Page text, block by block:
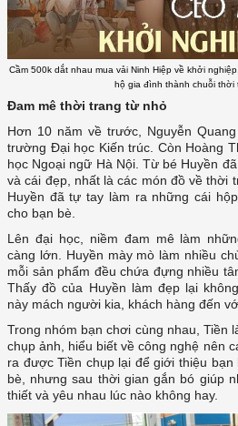
Cầm 500k dắt nhau mua vải Ninh Hiệp về khởi
hộ gia đình thành chuỗi thời
Đam mê thời trang từ nhỏ
Hơn 10 năm về trước, Nguyễn
trường Đại học Kiến trúc. Còn Hoàng
học Ngoại ngữ Hà Nội. Từ bé Huyền
và cái đẹp, nhất là các món đồ về thời
Huyền đã tự tay làm ra những cái
càng lớn. Huyền mày mò làm nhiều
mỗi sản phẩm đều chứa đựng nhiều
Thấy đồ của Huyền làm đẹp lại
chụp ảnh, hiểu biết về công nghệ nên
ra được Tiền chụp lại để giới thiệu
bè, nhưng sau thời gian gắn bó giúp
thiết và yêu nhau lúc nào không hay.